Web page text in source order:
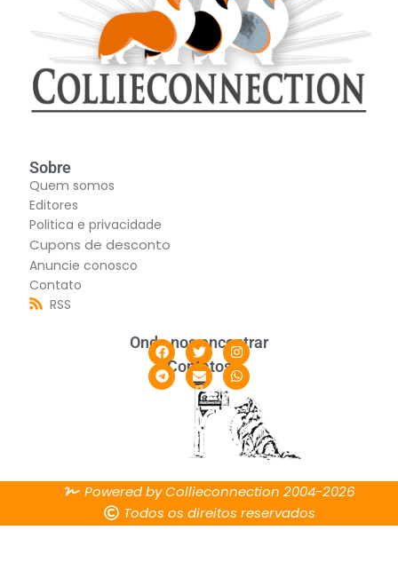
Sobre
Quem somos
Editores
Politica e privacidade
Cupons de desconto
Anuncie conosco
Contato
RSS
Onde nos encontrar
Contatos
Powered by Collieconnection 2004-2026
Todos os direitos reservados